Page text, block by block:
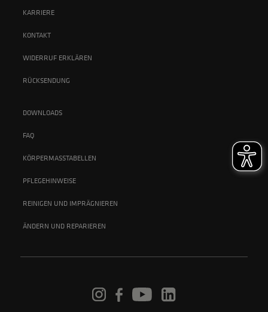
KARRIERE
KONTAKT
WIDERRUF ERKLÄREN
RÜCKSENDUNG
DOWNLOADS
FAQ
KÖRPERMASSTABELLEN
PFLEGEHINWEISE
REINIGEN UND IMPRÄGNIEREN
ÄNDERN UND REPARIEREN